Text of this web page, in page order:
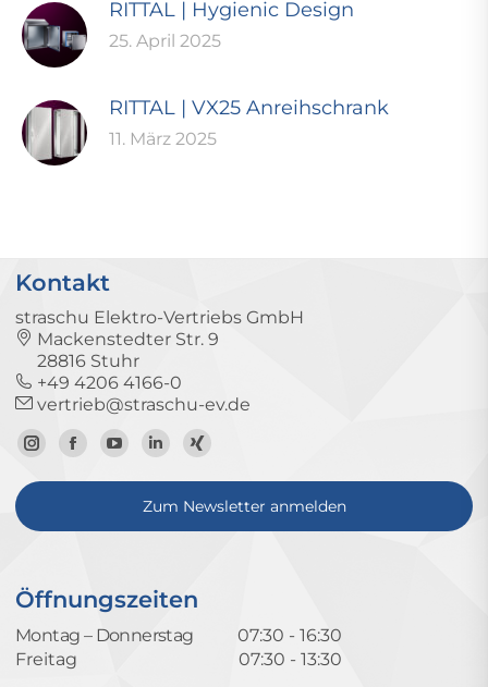
RITTAL | Hygienic Design
25. April 2025
RITTAL | VX25 Anreihschrank
11. März 2025
Kontakt
straschu Elektro-Vertriebs GmbH
Mackenstedter Str. 9
28816 Stuhr
+49 4206 4166-0
vertrieb@straschu-ev.de
Zum
Instagram-
Zur
Facebook-
Zum
YouTube-
Kanal
Zum
LinkedIn-
Profil
Zum
Xing-
Profil
Zum Newsletter anmelden
Öffnungszeiten
Montag – Donnerstag
07:30 - 16:30
Freitag
07:30 - 13:30